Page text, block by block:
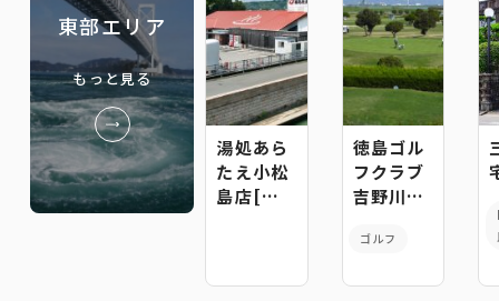
東部エリア
もっと見る
湯処あら
たえ小松
島店[日
徳島ゴル
フクラブ
吉野川コ
ゴルフ